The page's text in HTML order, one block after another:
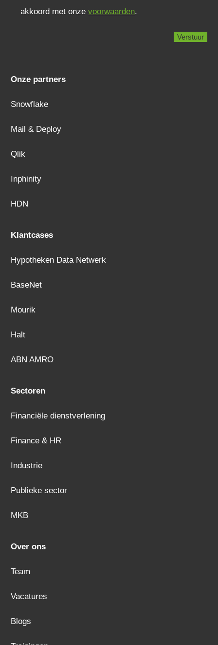
akkoord met onzevoorwaarden.
Onze partners
Snowflake
Mail & Deploy
Qlik
Inphinity
HDN
Klantcases
Hypotheken Data Netwerk
BaseNet
Mourik
Halt
ABN AMRO
Sectoren
Financiële dienstverlening
Finance & HR
Industrie
Publieke sector
MKB
Over ons
Team
Vacatures
Blogs